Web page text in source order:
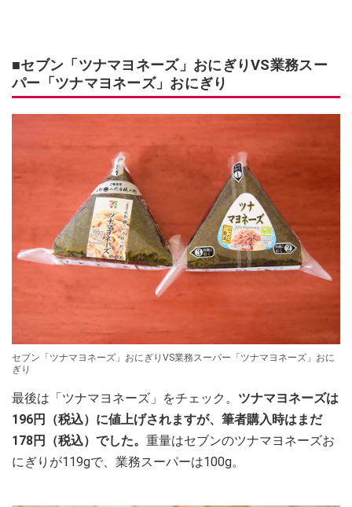
■セブン「ツナマヨネーズ」おにぎりVS業務スー
パー「ツナマヨネーズ」おにぎり
セブン「ツナマヨネーズ」おにぎりVS業務スーパー「ツナマヨネーズ」おに
ぎり
最後は「ツナマヨネーズ」をチェック。 ツナマヨネーズは
196円（税込）に値上げされますが、筆者購入時はまだ
178円（税込）でした。 重量はセブンのツナマヨネーズお
にぎりが119gで、業務スーパーは100g。